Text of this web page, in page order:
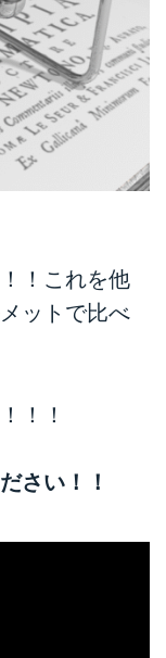
！これを他
ットで比べ
！！
さい！！